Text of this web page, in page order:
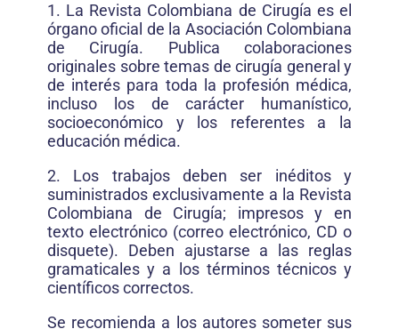
1. La Revista Colombiana de Cirugía es el
órgano oficial de la Asociación Colombiana
de Cirugía. Publica colaboraciones
originales sobre temas de cirugía general y
de interés para toda la profesión médica,
incluso los de carácter humanístico,
socioeconómico y los referentes a la
educación médica.
2. Los trabajos deben ser inéditos y
suministrados exclusivamente a la Revista
Colombiana de Cirugía; impresos y en
texto electrónico (correo electrónico, CD o
disquete). Deben ajustarse a las reglas
gramaticales y a los términos técnicos y
científicos correctos.
Se recomienda a los autores someter sus